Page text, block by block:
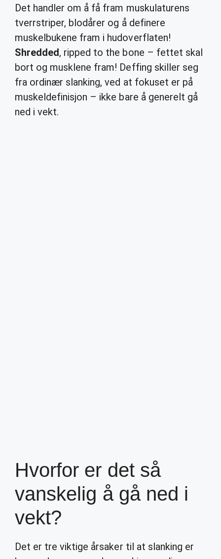
Det handler om å få fram muskulaturens
tverrstriper, blodårer og å definere
muskelbukene fram i hudoverflaten!
Shredded, ripped to the bone – fettet skal
bort og musklene fram! Deffing skiller seg
fra ordinær slanking, ved at fokuset er på
muskeldefinisjon – ikke bare å generelt gå
ned i vekt.
Hvorfor er det så
vanskelig å gå ned i
vekt?
Det er tre viktige årsaker til at slanking er